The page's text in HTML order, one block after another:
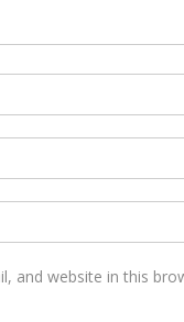
and website in this